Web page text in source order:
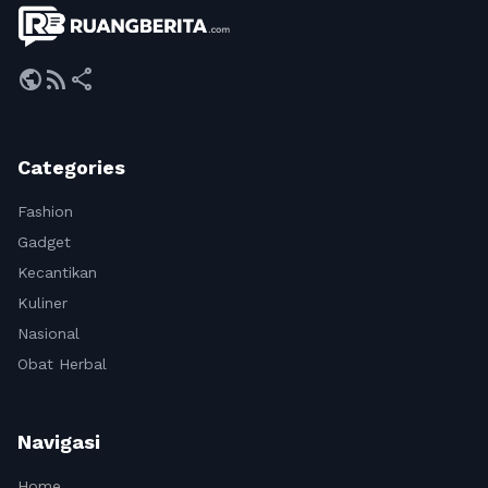
publicrss_feed share
Categories
Fashion
Gadget
Kecantikan
Kuliner
Nasional
Obat Herbal
Navigasi